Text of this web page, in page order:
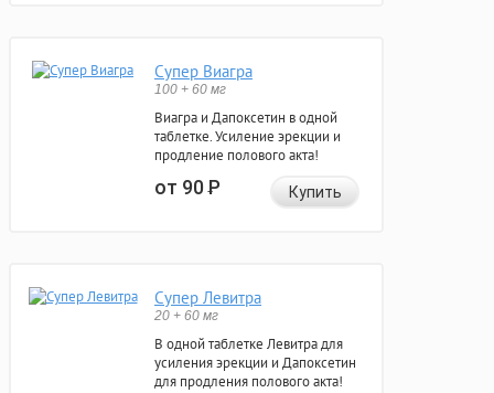
Супер Виагра
100 + 60 мг
Виагра и Дапоксетин в одной
таблетке. Усиление эрекции и
продление полового акта!
от 90Р Купить
Супер Левитра
20 + 60 мг
В одной таблетке Левитра для
усиления эрекции и Дапоксетин
для продления полового акта!